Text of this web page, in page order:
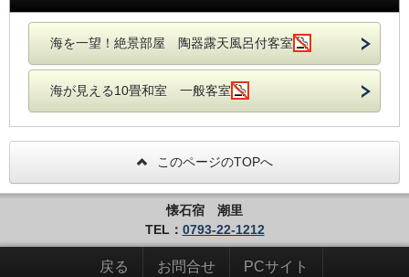
海を一望！絶景部屋 陶器露天風呂付客室
海が見える10畳和室 一般客室
このページのTOPへ
懐石宿 潮里
TEL： 0793-22-1212
戻る お問合せ PCサイト